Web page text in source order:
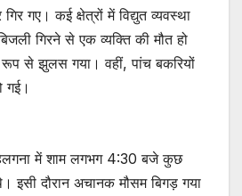
गए। कई क्षेत्रों में विद्युत व्यवस्था
गिरने से एक व्यक्ति की मौत हो
रूप से झुलस गया। वहीं, पांच बकरियों
गई।
में शाम लगभग 4:30 बजे कुछ
इसी दौरान अचानक मौसम बिगड़ गया